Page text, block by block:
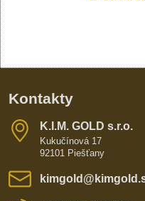
Kontakty
K​​.I​​.M​​. GOLD s​​.r​​.o​​.
Kukučínová 17
92101 Piešťany